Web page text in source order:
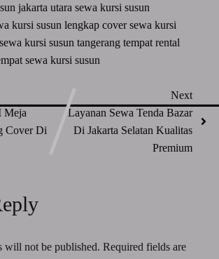
jakarta utarasewa kursi susun
kursi susun lengkap coversewa kursi
sewa kursi susun tangerangtempat rental
sewa kursi susun
Meja
Cover Di
Next
Layanan Sewa Tenda Bazar
Di Jakarta Selatan Kualitas
Premium
will not be published. Required fields are